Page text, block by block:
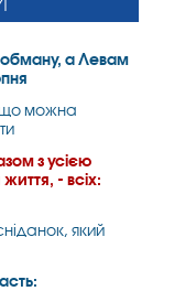
а Левам
що можна
з усією
- всіх:
який